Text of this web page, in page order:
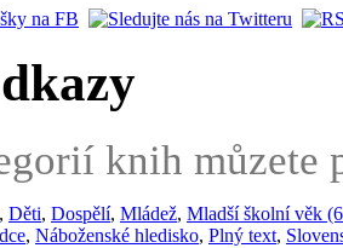
knih můzete
, Děti, Dospělí, Mládež, Mladší školní věk
, Náboženské hledisko, Plný text,